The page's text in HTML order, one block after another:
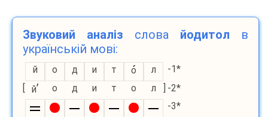
Звуковий аналіз слова йодитол в
українській мові:
й о д и т о л
-1*
[
й’ о д и т о л ] -2*
-3*